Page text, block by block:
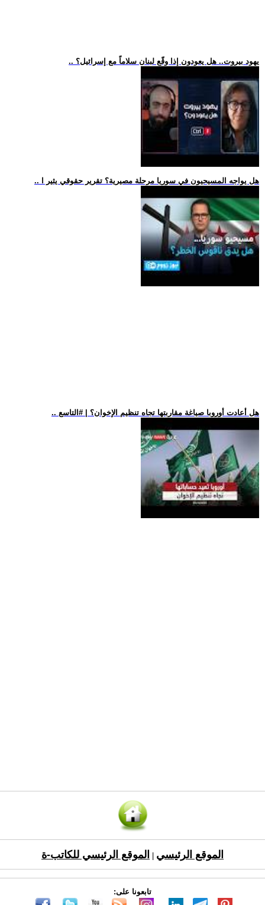
.. يهود بيروت.. هل يعودون إذا وقّع لبنان سلاماً مع إسرائيل؟
.. هل يواجه المسيحيون في سوريا مرحلة مصيرية؟ تقرير حقوقي يثير ا
.. هل أعادت أوروبا صياغة مقاربتها تجاه تنظيم الإخوان؟ | #التاسع
الموقع الرئيسي الموقع الرئيسي للكاتب-ة
تابعونا على: